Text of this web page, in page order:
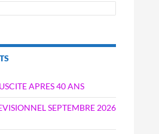
APRES 40 ANS
SEPTEMBRE 2026